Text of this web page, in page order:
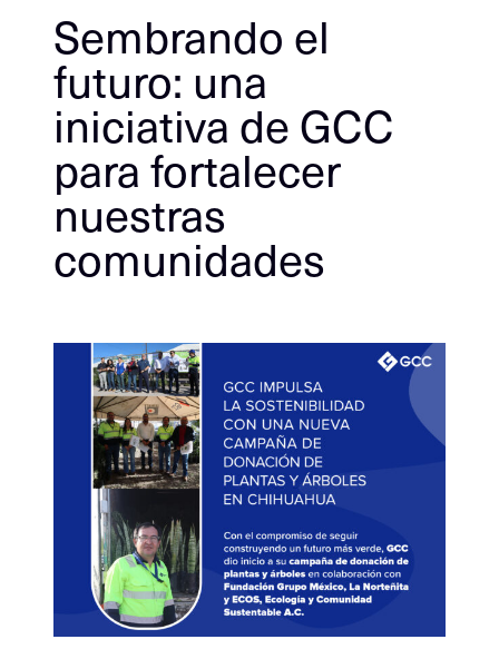
Sembrando el
futuro: una
iniciativa de GCC
para fortalecer
nuestras
comunidades